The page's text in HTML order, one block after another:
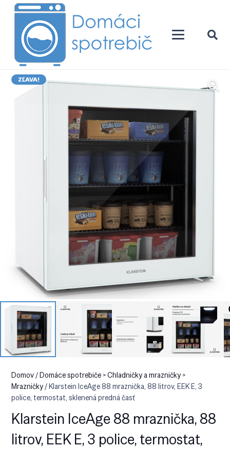
ZĽAVA!
Domov/Domáce spotrebiče > Chladničky a mrazničky >
Mrazničky/ Klarstein IceAge 88 mraznička, 88 litrov, EEK E, 3
police, termostat, sklenená predná časť
Klarstein IceAge 88 mraznička, 88
litrov, EEK E, 3 police, termostat,